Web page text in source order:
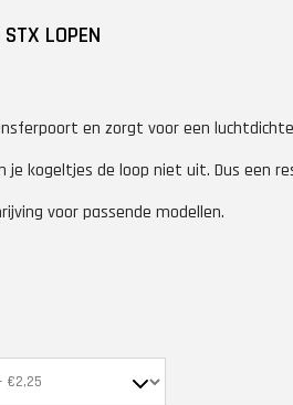
LOPEN
en zorgt voor een
je kogeltjes de loop niet uit. Dus een
voor passende modellen.